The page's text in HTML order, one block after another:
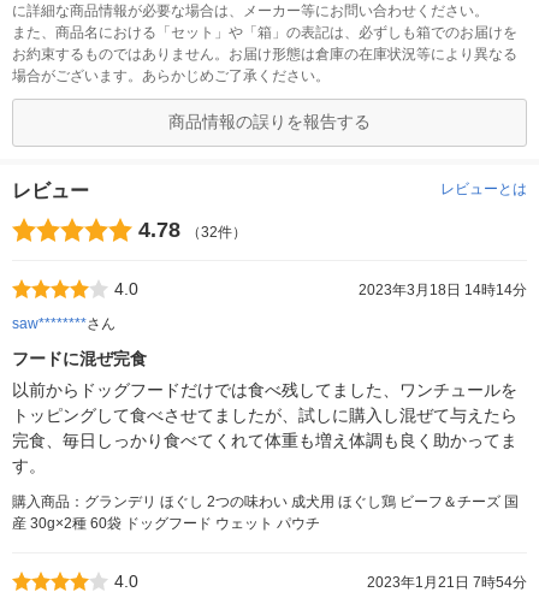
に詳細な商品情報が必要な場合は、メーカー等にお問い合わせください。
また、商品名における「セット」や「箱」の表記は、必ずしも箱でのお届けを
お約束するものではありません。お届け形態は倉庫の在庫状況等により異なる
場合がございます。あらかじめご了承ください。
商品情報の誤りを報告する
レビュー レビューとは
4.78 （32件）
4.0
2023年3月18日 14時14分
saw********さん
フードに混ぜ完食
以前からドッグフードだけでは食べ残してました、ワンチュールを
トッピングして食べさせてましたが、試しに購入し混ぜて与えたら
完食、毎日しっかり食べてくれて体重も増え体調も良く助かってま
す。
購入商品：グランデリ ほぐし 2つの味わい 成犬用 ほぐし鶏 ビーフ＆チーズ 国
産 30g×2種 60袋 ドッグフード ウェット パウチ
4.0
2023年1月21日 7時54分